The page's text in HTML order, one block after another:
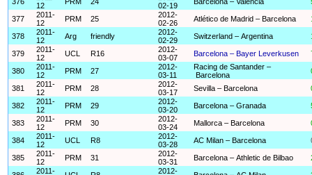
12
02-19
377
2011-
12
PRM 25
2012-
02-26
Atlético de Madrid – Barcelona
378
2011-
12
Arg friendly
2012-
02-29
Switzerland – Argentina
379
2011-
12
UCL R16
2012-
03-07
Barcelona – Bayer Leverkusen
380
2011-
12
PRM 27
2012-
03-11
Racing de Santander –
Barcelona
381
2011-
12
PRM 28
2012-
03-17
Sevilla – Barcelona
382
2011-
12
PRM 29
2012-
03-20
Barcelona – Granada
383
2011-
12
PRM 30
2012-
03-24
Mallorca – Barcelona
384
2011-
12
UCL R8
2012-
03-28
AC Milan – Barcelona
385
2011-
12
PRM 31
2012-
03-31
Barcelona – Athletic de Bilbao
2011-
2012-